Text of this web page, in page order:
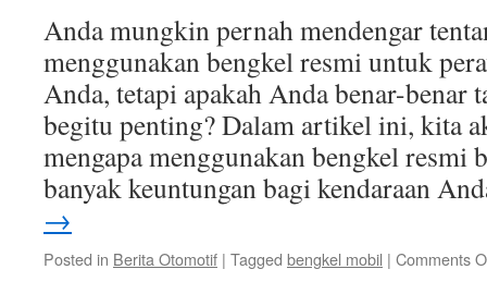
Anda mungkin pernah mendengar
menggunakan bengkel resmi untuk
Anda, tetapi apakah Anda benar-benar
begitu penting? Dalam artikel ini, kita
mengapa menggunakan bengkel resmi
banyak keuntungan bagi kendaraan
→
Posted in Berita Otomotif | Tagged bengkel mobil | Comments